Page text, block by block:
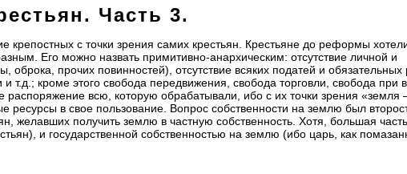
Часть 3.
крепостных с точки зрения самих крестьян. Крестьяне до реформы
Его можно назвать примитивно-анархическим: отсутствие личной и
прочих повинностей), отсутствие всяких податей и обязательных
и т.д.; кроме этого свобода передвижения, свобода торговли, свобода при
распоряжение всю, которую обрабатывали, ибо с их точки зрения «земля
ресурсы в свое пользование. Вопрос собственности на землю был
желавших получить землю в частную собственность. Хотя, большая
и государственной собственностью на землю (ибо царь, как